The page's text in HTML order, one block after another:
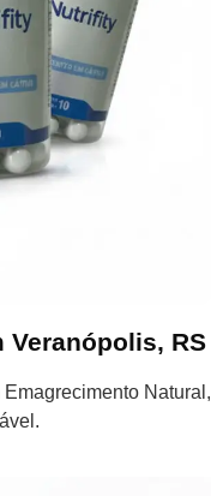
Veranópolis, RS
Natural,